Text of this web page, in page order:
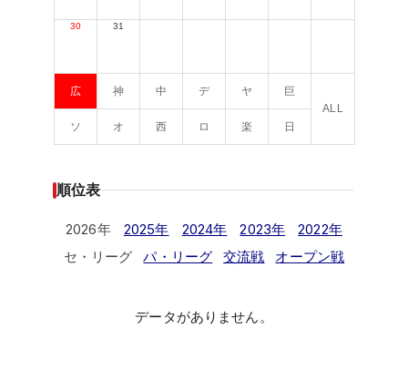
30 31
広 神 中 デ ヤ
巨
ALL
ソ
オ 西 ロ 楽 日
順位表
2026年 2025年 2024年 2023年
2022年
セ・リーグ
パ・リーグ 交流戦 オープン戦
データがありません。